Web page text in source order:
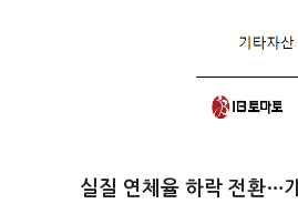
실질 연체율 하락 전환…